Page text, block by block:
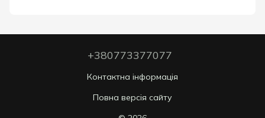
+380773377077
Контактна інформація
Повна версія сайту